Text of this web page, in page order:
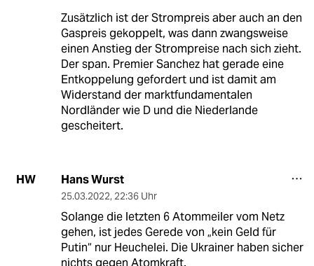
Zusätzlich ist der Strompreis aber auch an den
Gaspreis gekoppelt, was dann zwangsweise
einen Anstieg der Strompreise nach sich zieht.
Der span. Premier Sanchez hat gerade eine
Entkoppelung gefordert und ist damit am
Widerstand der marktfundamentalen
Nordländer wie D und die Niederlande
gescheitert.
HW Hans Wurst
25.03.2022, 22:36 Uhr
Solange die letzten 6 Atommeiler vom Netz
gehen, ist jedes Gerede von „kein Geld für
Putin“ nur Heuchelei. Die Ukrainer haben sicher
nichts gegen Atomkraft.